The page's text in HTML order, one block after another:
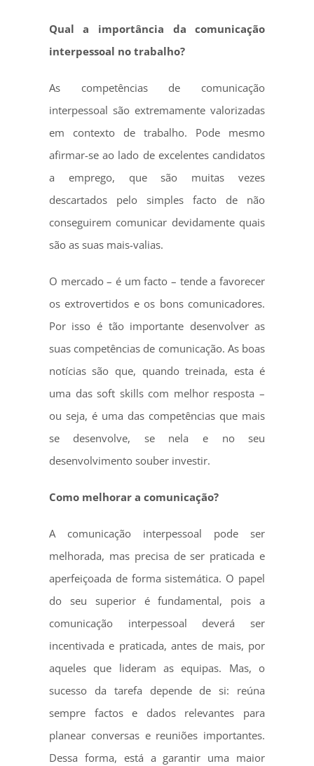
Qual a importância da comunicação
interpessoal no trabalho?
As competências de comunicação
interpessoal são extremamente valorizadas
em contexto de trabalho. Pode mesmo
afirmar-se ao lado de excelentes candidatos
a emprego, que são muitas vezes
descartados pelo simples facto de não
conseguirem comunicar devidamente quais
são as suas mais-valias.
O mercado – é um facto – tende a favorecer
os extrovertidos e os bons comunicadores.
Por isso é tão importante desenvolver as
suas competências de comunicação. As boas
notícias são que, quando treinada, esta é
uma das soft skills com melhor resposta –
ou seja, é uma das competências que mais
se desenvolve, se nela e no seu
desenvolvimento souber investir.
Como melhorar a comunicação?
A comunicação interpessoal pode ser
melhorada, mas precisa de ser praticada e
aperfeiçoada de forma sistemática. O papel
do seu superior é fundamental, pois a
comunicação interpessoal deverá ser
incentivada e praticada, antes de mais, por
aqueles que lideram as equipas. Mas, o
sucesso da tarefa depende de si: reúna
sempre factos e dados relevantes para
planear conversas e reuniões importantes.
Dessa forma, está a garantir uma maior